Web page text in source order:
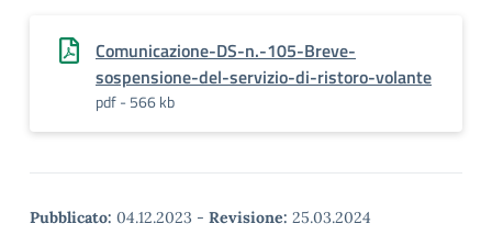
Comunicazione-DS-n.-105-Breve-
sospensione-del-servizio-di-ristoro-volante
pdf - 566 kb
Pubblicato: 04.12.2023 - Revisione: 25.03.2024